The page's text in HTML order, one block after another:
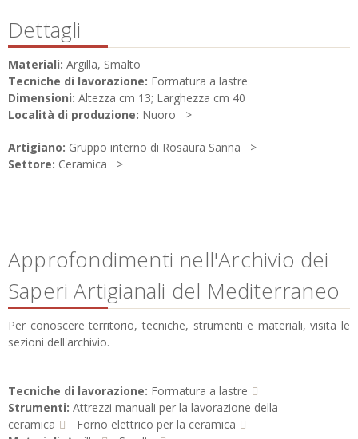
Dettagli
Materiali: Argilla, Smalto
Tecniche di lavorazione: Formatura a lastre
Dimensioni: Altezza cm 13; Larghezza cm 40
Località di produzione: Nuoro
Artigiano: Gruppo interno di Rosaura Sanna
Settore: Ceramica
Approfondimenti nell'Archivio dei
Saperi Artigianali del Mediterraneo
Per conoscere territorio, tecniche, strumenti e materiali, visita le
sezioni dell'archivio.
Tecniche di lavorazione: Formatura a lastre
Strumenti: Attrezzi manuali per la lavorazione della
ceramica
Forno elettrico per la ceramica